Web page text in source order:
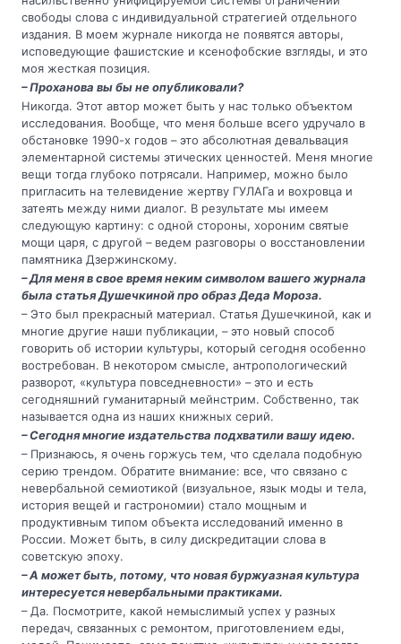
свободы слова с индивидуальной стратегией отдельного
издания. В моем журнале никогда не появятся авторы,
исповедующие фашистские и ксенофобские взгляды, и это
моя жесткая позиция.
– Проханова вы бы не опубликовали?
Никогда. Этот автор может быть у нас только объектом
исследования. Вообще, что меня больше всего удручало в
обстановке 1990-х годов – это абсолютная девальвация
элементарной системы этических ценностей. Меня многие
вещи тогда глубоко потрясали. Например, можно было
пригласить на телевидение жертву ГУЛАГа и вохровца и
затеять между ними диалог. В результате мы имеем
следующую картину: с одной стороны, хороним святые
мощи царя, с другой – ведем разговоры о восстановлении
памятника Дзержинскому.
– Для меня в свое время неким символом вашего журнала
была статья Душечкиной про образ Деда Мороза.
– Это был прекрасный материал. Статья Душечкиной, как и
многие другие наши публикации, – это новый способ
говорить об истории культуры, который сегодня особенно
востребован. В некотором смысле, антропологический
разворот, «культура повседневности» – это и есть
сегодняшний гуманитарный мейнстрим. Собственно, так
называется одна из наших книжных серий.
– Сегодня многие издательства подхватили вашу идею.
– Признаюсь, я очень горжусь тем, что сделала подобную
серию трендом. Обратите внимание: все, что связано с
невербальной семиотикой (визуальное, язык моды и тела,
история вещей и гастрономии) стало мощным и
продуктивным типом объекта исследований именно в
России. Может быть, в силу дискредитации слова в
советскую эпоху.
– А может быть, потому, что новая буржуазная культура
интересуется невербальными практиками.
– Да. Посмотрите, какой немыслимый успех у разных
передач, связанных с ремонтом, приготовлением еды,